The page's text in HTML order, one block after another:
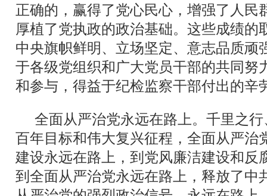
正确的，赢得了党心民心，增强了人民
厚植了党执政的政治基础。这些成绩的
中央旗帜鲜明、立场坚定、意志品质顽
于各级党组织和广大党员干部的共同努
和参与，得益于纪检监察干部付出的辛
全面从严治党永远在路上。千里之
百年目标和伟大复兴征程，全面从严治
建设永远在路上，到党风廉洁建设和反
到全面从严治党永远在路上，释放了中